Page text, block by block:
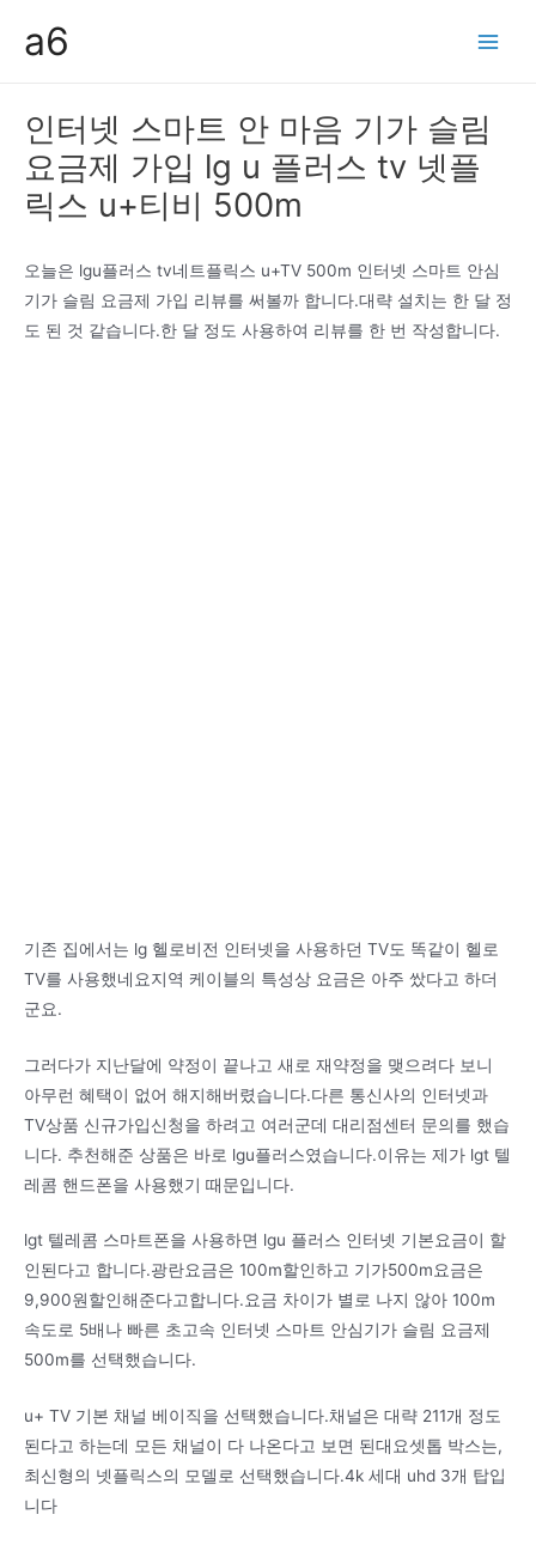
a6
인터넷 스마트 안 마음 기가 슬림
요금제 가입 lg u 플러스 tv 넷플
릭스 u+티비 500m
오늘은 lgu플러스 tv네트플릭스 u+TV 500m 인터넷 스마트 안심
기가 슬림 요금제 가입 리뷰를 써볼까 합니다.대략 설치는 한 달 정
도 된 것 같습니다.한 달 정도 사용하여 리뷰를 한 번 작성합니다.
기존 집에서는 lg 헬로비전 인터넷을 사용하던 TV도 똑같이 헬로
TV를 사용했네요지역 케이블의 특성상 요금은 아주 쌌다고 하더
군요.
그러다가 지난달에 약정이 끝나고 새로 재약정을 맺으려다 보니
아무런 혜택이 없어 해지해버렸습니다.다른 통신사의 인터넷과
TV상품 신규가입신청을 하려고 여러군데 대리점센터 문의를 했습
니다. 추천해준 상품은 바로 lgu플러스였습니다.이유는 제가 lgt 텔
레콤 핸드폰을 사용했기 때문입니다.
lgt 텔레콤 스마트폰을 사용하면 lgu 플러스 인터넷 기본요금이 할
인된다고 합니다.광란요금은 100m할인하고 기가500m요금은
9,900원할인해준다고합니다.요금 차이가 별로 나지 않아 100m
속도로 5배나 빠른 초고속 인터넷 스마트 안심기가 슬림 요금제
500m를 선택했습니다.
u+ TV 기본 채널 베이직을 선택했습니다.채널은 대략 211개 정도
된다고 하는데 모든 채널이 다 나온다고 보면 된대요셋톱 박스는,
최신형의 넷플릭스의 모델로 선택했습니다.4k 세대 uhd 3개 탑입
니다